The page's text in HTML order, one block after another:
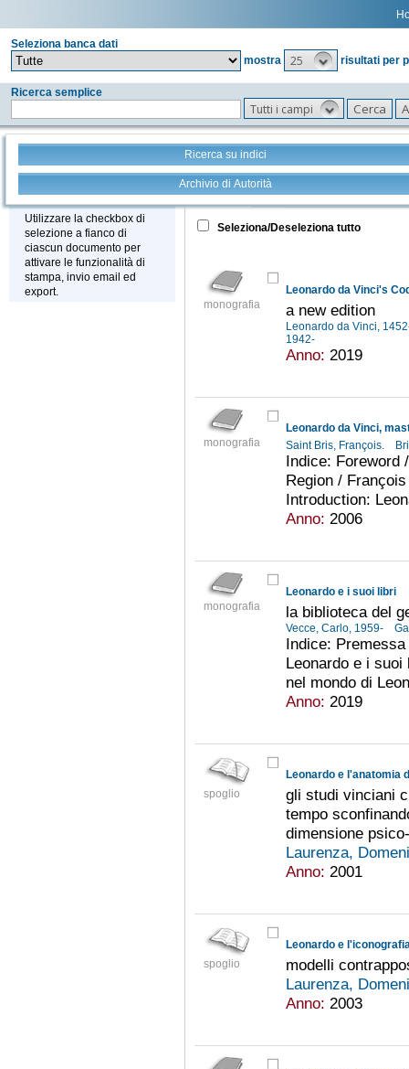
Seleziona banca dati
mostra
25 risultati per
Ricerca semplice
Tutti i campi
Ricerca su indici
Archivio di Autorità
Stampa - Email - Export
Utilizzare la checkbox di
selezione a fianco di
ciascun documento per
attivare le funzionalità di
stampa, invio email ed
export.
Tutto +
Seleziona/Deseleziona tutto
monografia
Leonardo da Vinci's
a new edition
Leonardo da Vinci,
1942-
Anno: 2019
monografia
Leonardo da Vinci,
Saint Bris, François.
Indice: Foreword
Region /
Introduction:
Anno: 2006
monografia
Leonardo e i suoi libri
la biblioteca del
Vecce, Carlo, 1959-
Indice:
Leonardo e i
nel mondo di
Anno: 2019
spoglio
Leonardo e l'anatomia
gli studi vinciani
tempo
dimensione
Laurenza,
Anno: 2001
spoglio
Leonardo e
modelli
Laurenza,
Anno: 2003